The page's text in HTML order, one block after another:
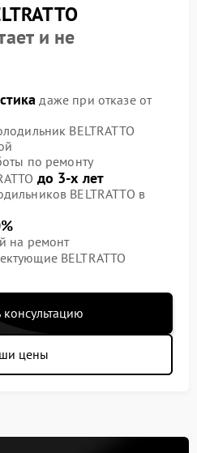
и не
даже при отказе от
BELTRATTO
по ремонту
до 3-х лет
BELTRATTO в
на ремонт
BELTRATTO
консультацию
цены